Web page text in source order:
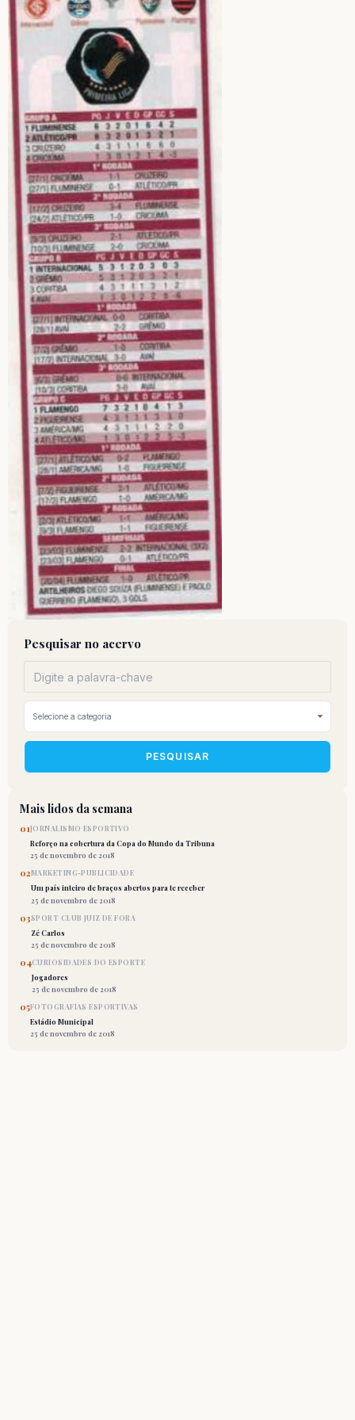
Pesquisar no acervo
PESQUISAR
Mais lidos da semana
01JORNALISMO ESPORTIVO
Reforço na cobertura da Copa do Mundo da Tribuna
25 de novembro de 2018
02 MARKETING-PUBLICIDADE
Um país inteiro de braços abertos para te receber
25 de novembro de 2018
03SPORT CLUB JUIZ DE FORA
Zé Carlos
25 de novembro de 2018
04CURIOSIDADES DO ESPORTE
Jogadores
25 de novembro de 2018
05FOTOGRAFIAS ESPORTIVAS
Estádio Municipal
25 de novembro de 2018